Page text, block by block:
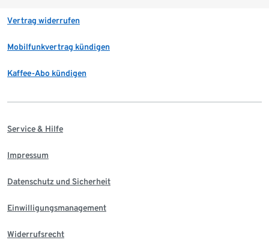
Vertrag widerrufen
Mobilfunkvertrag kündigen
Kaffee-Abo kündigen
Service & Hilfe
Impressum
Datenschutz und Sicherheit
Einwilligungsmanagement
Widerrufsrecht